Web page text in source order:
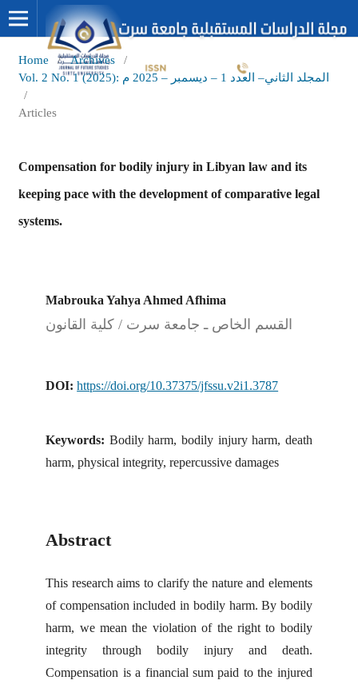
Home / Archives
/
Vol. 2 No. 1 (2025): المجلد الثاني– العدد 1 – ديسمبر – 2025 م
/
Articles
Compensation for bodily injury in Libyan law and its
keeping pace with the development of comparative legal
systems.
Mabrouka Yahya Ahmed Afhima
القسم الخاص ـ جامعة سرت / كلية القانون
DOI:https://doi.org/10.37375/jfssu.v2i1.3787
Keywords: Bodily harm, bodily injury harm, death
harm, physical integrity, repercussive damages
Abstract
This research aims to clarify the nature and elements
of compensation included in bodily harm. By bodily
harm, we mean the violation of the right to bodily
integrity through bodily injury and death.
Compensation is a financial sum paid to the injured